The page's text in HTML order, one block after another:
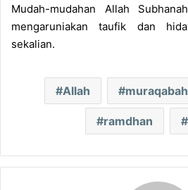
Mudah-mudahan Allah
mengaruniakan taufik dan
sekalian.
Allah muraqabah
ramdhan